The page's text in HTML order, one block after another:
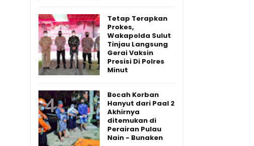
Tetap Terapkan
Prokes,
Wakapolda Sulut
Tinjau Langsung
Gerai Vaksin
Presisi Di Polres
Minut
Bocah Korban
Hanyut dari Paal 2
Akhirnya
ditemukan di
Perairan Pulau
Nain - Bunaken